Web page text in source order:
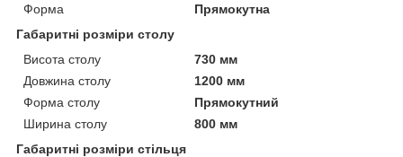
Форма
Прямокутна
Габаритні розміри столу
Висота столу
730 мм
Довжина столу
1200 мм
Форма столу
Прямокутний
Ширина столу
800 мм
Габаритні розміри стільця